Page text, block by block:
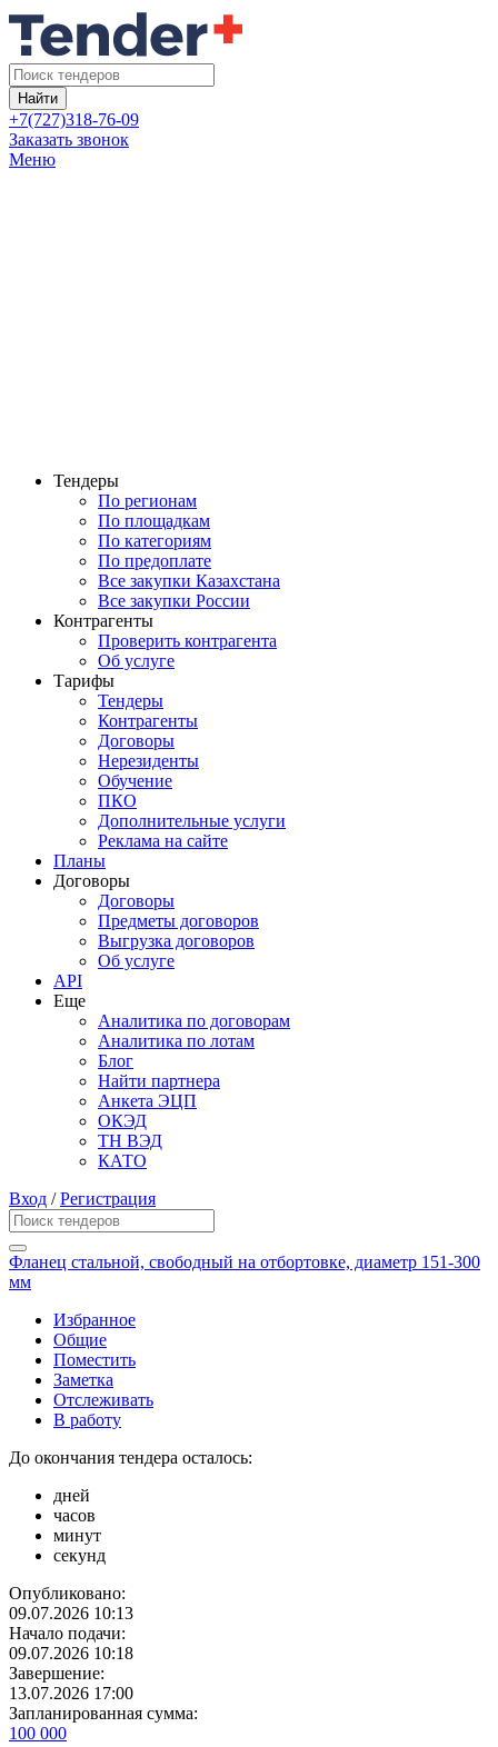
Найти
+7(727)318-76-09
Заказать звонок
Меню
Тендеры
По регионам
По площадкам
По категориям
По предоплате
Все закупки Казахстана
Все закупки России
Контрагенты
Проверить контрагента
Об услуге
Тарифы
Тендеры
Контрагенты
Договоры
Нерезиденты
Обучение
ПКО
Дополнительные услуги
Реклама на сайте
Планы
Договоры
Договоры
Предметы договоров
Выгрузка договоров
Об услуге
API
Еще
Аналитика по договорам
Аналитика по лотам
Блог
Найти партнера
Анкета ЭЦП
ОКЭД
ТН ВЭД
КАТО
Вход /Регистрация
Фланец стальной, свободный на отбортовке, диаметр 151-300
мм
Избранное
Общие
Поместить
Заметка
Отслеживать
В работу
До окончания тендера осталось:
дней
часов
минут
секунд
Опубликовано:
09.07.2026 10:13
Начало подачи:
09.07.2026 10:18
Завершение:
13.07.2026 17:00
Запланированная сумма:
100 000